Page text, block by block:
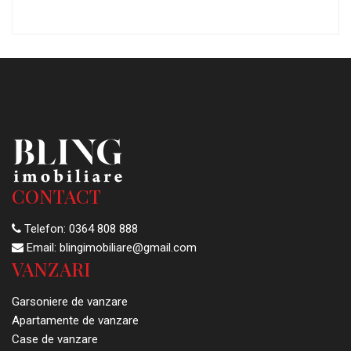
CONTACT
Telefon: 0364 808 888
Email: blingimobiliare@gmail.com
VANZARI
Garsoniere de vanzare
Apartamente de vanzare
Case de vanzare